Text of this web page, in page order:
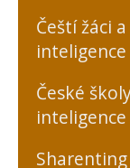
Čeští žáci
inteligence
České
inteligence